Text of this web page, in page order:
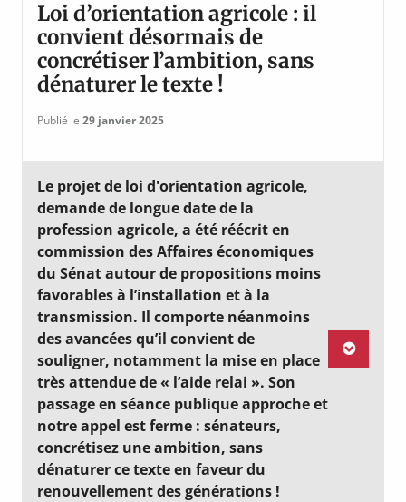
Loi d’orientation agricole : il
convient désormais de
concrétiser l’ambition, sans
dénaturer le texte !
Publié le 29 janvier 2025
Le projet de loi d'orientation agricole,
demande de longue date de la
profession agricole, a été réécrit en
commission des Affaires économiques
du Sénat autour de propositions moins
favorables à l’installation et à la
transmission. Il comporte néanmoins
des avancées qu’il convient de
souligner, notamment la mise en place
très attendue de « l’aide relai ». Son
passage en séance publique approche et
notre appel est ferme : sénateurs,
concrétisez une ambition, sans
dénaturer ce texte en faveur du
renouvellement des générations !